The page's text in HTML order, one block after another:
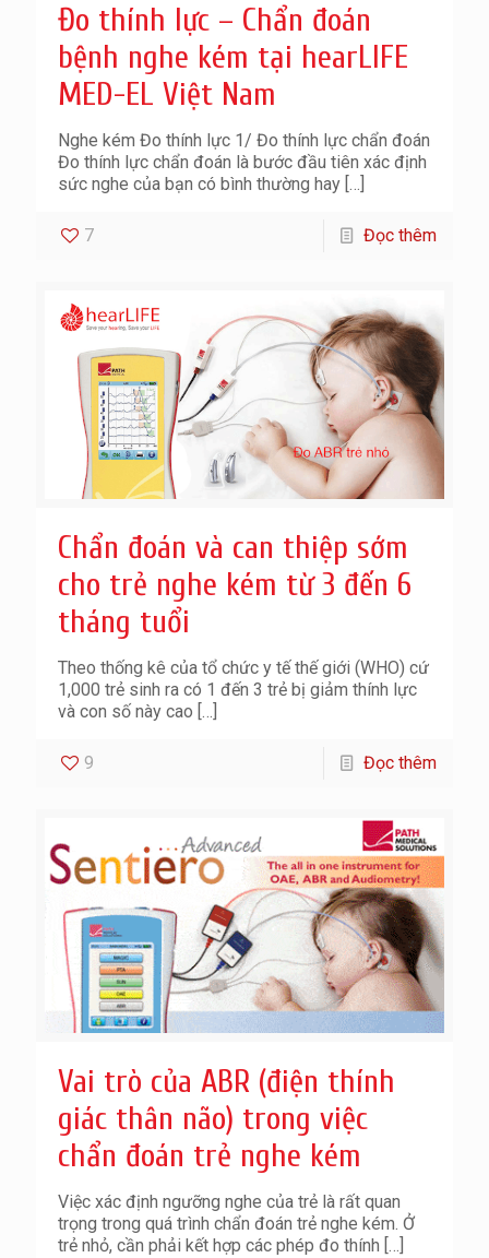
Đo thính lực – Chẩn đoán
bệnh nghe kém tại hearLIFE
MED-EL Việt Nam
Nghe kém Đo thính lực 1/ Đo thính lực chẩn đoán
Đo thính lực chẩn đoán là bước đầu tiên xác định
sức nghe của bạn có bình thường hay […]
7 Đọc thêm
Chẩn đoán và can thiệp sớm
cho trẻ nghe kém từ 3 đến 6
tháng tuổi
Theo thống kê của tổ chức y tế thế giới (WHO) cứ
1,000 trẻ sinh ra có 1 đến 3 trẻ bị giảm thính lực
và con số này cao […]
9 Đọc thêm
Vai trò của ABR (điện thính
giác thân não) trong việc
chẩn đoán trẻ nghe kém
Việc xác định ngưỡng nghe của trẻ là rất quan
trọng trong quá trình chẩn đoán trẻ nghe kém. Ở
trẻ nhỏ, cần phải kết hợp các phép đo thính […]